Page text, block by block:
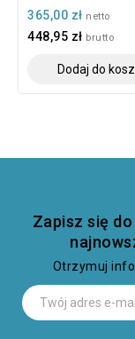
365,00 zł netto
448,95 zł brutto
Dodaj do
Zapisz się
Otrzymuj